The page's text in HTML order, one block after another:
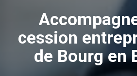
cession
de Bourg en